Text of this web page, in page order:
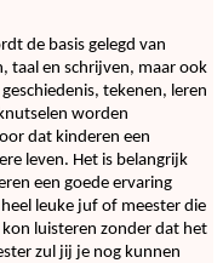
de basis gelegd van
taal en schrijven, maar ook
tekenen, leren
worden
dat kinderen een
leven. Het is belangrijk
een goede ervaring
leuke juf of meester die
luisteren zonder dat het
zul jij je nog kunnen